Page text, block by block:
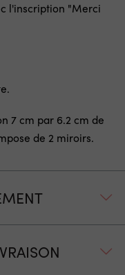
l'inscription "Merci
7 cm par 6.2 cm de
de 2 miroirs.